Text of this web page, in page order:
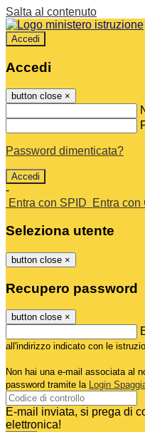
Salta al contenuto
Accedi
Accedi
button close ×
Password dimenticata?
-
Entra con SPID
Entra con
Seleziona utente
button close ×
Recupero password
button close ×
all'indirizzo indicato con le
Non hai una e-mail associata al
password tramite la Login
E-mail inviata, si prega di
elettronica!